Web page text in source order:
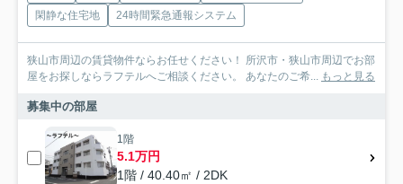
閑静な住宅地
24時間緊急通報システム
狭山市周辺の賃貸物件ならお任せください！ 所沢市・狭山市周辺でお部
屋をお探しならラフテルへご相談ください。 あなたのご希... もっと見る
募集中の部屋
1階
5.1万円
1階 / 40.40㎡ / 2DK